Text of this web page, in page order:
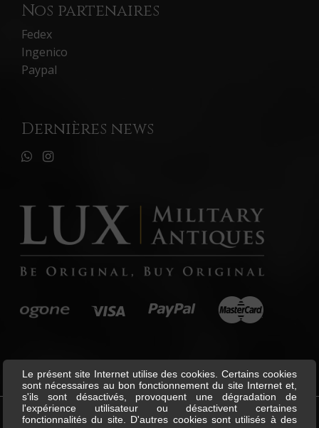
Nos partenaires
Fedex
Ingenico
Paypal
Dernières news
Le présent site Internet utilise des cookies. Certains cookies
sont nécessaires au bon fonctionnement du site Internet et,
s'ils sont désactivés, provoquent une dégradation de
l'expérience utilisateur ou désactivent certaines
fonctionnalités du site. D'autres cookies sont utilisés à des